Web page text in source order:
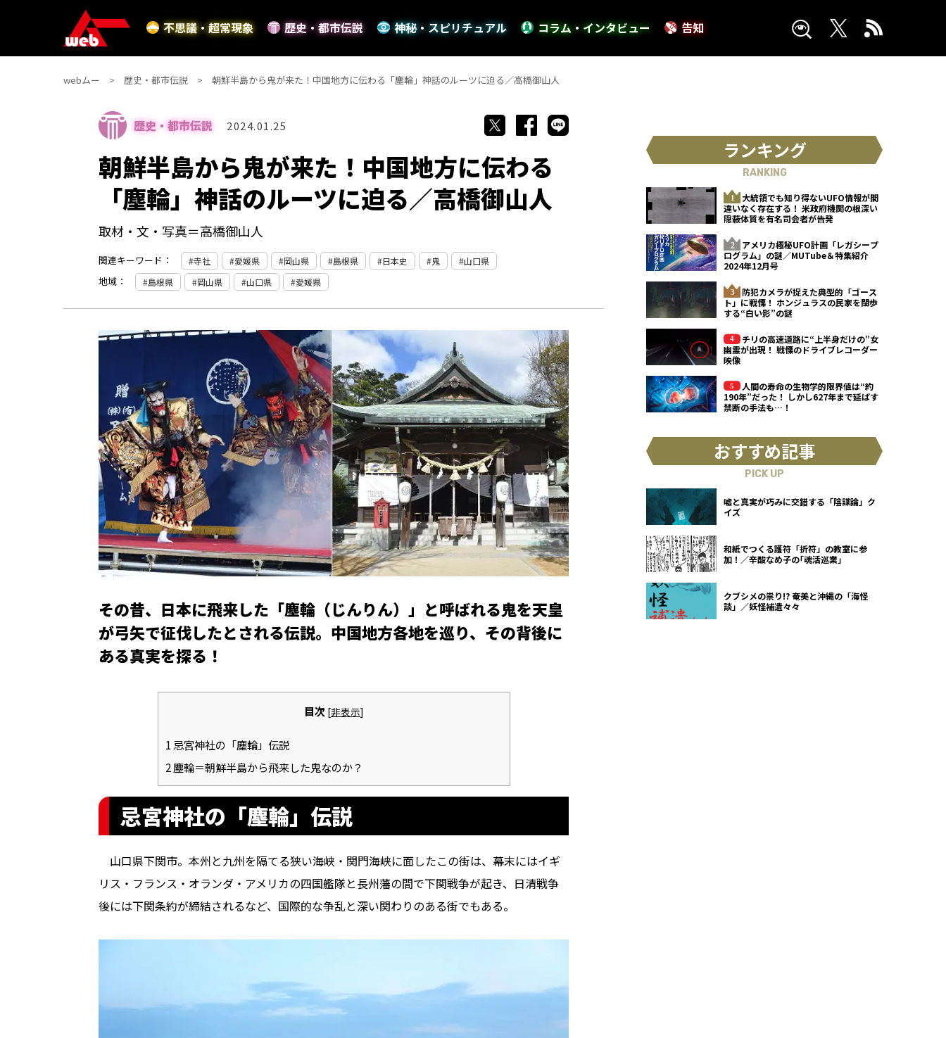
不思議・超常現象 歴史・都市伝説 神秘・スピリチュアル コラム・インタビュー 告知
webムー 歴史・都市伝説 朝鮮半島から鬼が来た！中国地方に伝わる「塵輪」神話のルーツに迫る／高橋御山人
歴史・都市伝説 2024.01.25
朝鮮半島から鬼が来た！中国地方に伝わる
「塵輪」神話のルーツに迫る／高橋御山人
取材・文・写真＝高橋御山人
関連キーワード： 寺社 愛媛県 岡山県 島根県 日本史 鬼 山口県
地域： 島根県 岡山県 山口県 愛媛県
その昔、日本に飛来した「塵輪（じんりん）」と呼ばれる鬼を天皇
が弓矢で征伐したとされる伝説。中国地方各地を巡り、その背後に
ある真実を探る！
目次 [非表示]
1忌宮神社の「塵輪」伝説
2塵輪＝朝鮮半島から飛来した鬼なのか？
忌宮神社の「塵輪」伝説
山口県下関市。本州と九州を隔てる狭い海峡・関門海峡に面したこの街は、幕末にはイギ
リス・フランス・オランダ・アメリカの四国艦隊と長州藩の間で下関戦争が起き、日清戦争
後には下関条約が締結されるなど、国際的な争乱と深い関わりのある街でもある。
ランキング
RANKING
大統領でも知り得ないUFO情報が間
違いなく存在する！ 米政府機関の根深い
隠蔽体質を有名司会者が告発
アメリカ極秘UFO計画「レガシープ
ログラム」の謎／MUTube＆特集紹介
2024年12月号
防犯カメラが捉えた典型的「ゴース
ト」に戦慄！ ホンジュラスの民家を闊歩
する“白い影”の謎
チリの高速道路に“上半身だけの”女
幽霊が出現！ 戦慄のドライブレコーダー
映像
人間の寿命の生物学的限界値は“約
190年”だった！ しかし627年まで延ばす
禁断の手法も…！
おすすめ記事
PICK UP
嘘と真実が巧みに交錯する「陰謀論」ク
イズ
和紙でつくる護符「折符」の教室に参
加！／辛酸なめ子の｢魂活巡業｣
クブシメの祟り!? 奄美と沖縄の「海怪
談」／妖怪補遺々々